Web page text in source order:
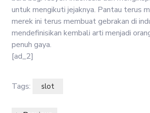
untuk mengikuti jejaknya. Pantau terus
merek ini terus membuat gebrakan di
mendefinisikan kembali arti menjadi
penuh gaya.
[ad_2]
Tags: slot